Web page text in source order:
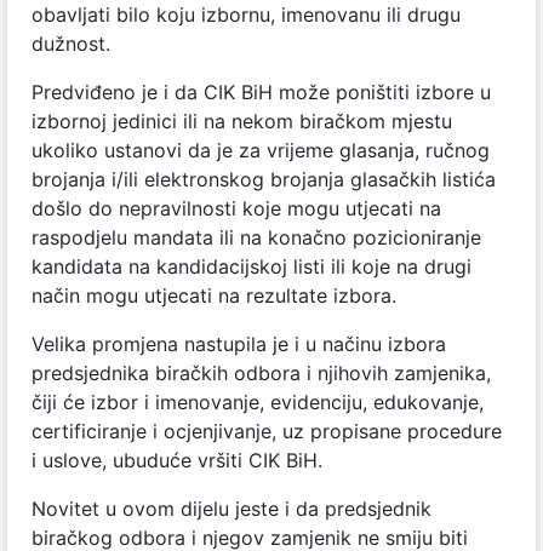
obavljati bilo koju izbornu, imenovanu ili drugu
dužnost.
Predviđeno je i da CIK BiH može poništiti izbore u
izbornoj jedinici ili na nekom biračkom mjestu
ukoliko ustanovi da je za vrijeme glasanja, ručnog
brojanja i/ili elektronskog brojanja glasačkih listića
došlo do nepravilnosti koje mogu utjecati na
raspodjelu mandata ili na konačno pozicioniranje
kandidata na kandidacijskoj listi ili koje na drugi
način mogu utjecati na rezultate izbora.
Velika promjena nastupila je i u načinu izbora
predsjednika biračkih odbora i njihovih zamjenika,
čiji će izbor i imenovanje, evidenciju, edukovanje,
certificiranje i ocjenjivanje, uz propisane procedure
i uslove, ubuduće vršiti CIK BiH.
Novitet u ovom dijelu jeste i da predsjednik
biračkog odbora i njegov zamjenik ne smiju biti